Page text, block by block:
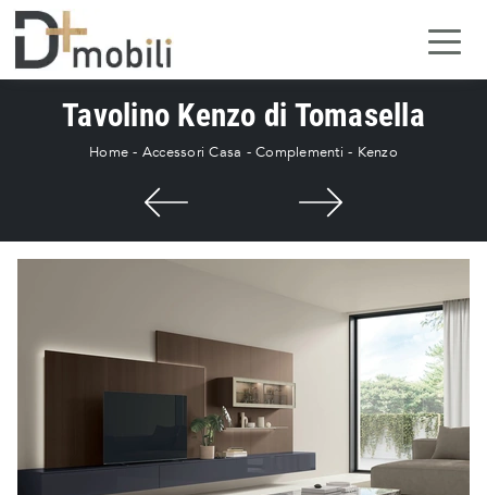
Tavolino Kenzo di Tomasella
Home - Accessori Casa -Complementi - Kenzo